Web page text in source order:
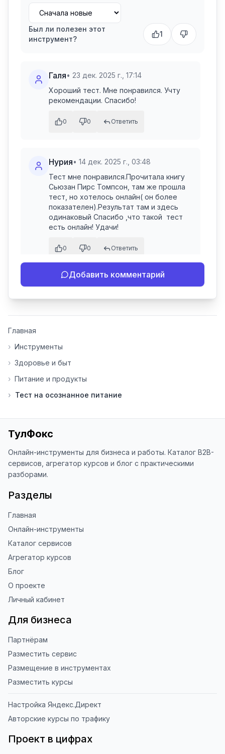
Был ли полезен этот
инструмент?
1
Галя• 23 дек. 2025 г., 17:14
Хороший тест. Мне понравился. Учту
рекомендации. Спасибо!
0 0 Ответить
Нурия• 14 дек. 2025 г., 03:48
Тест мне понравился.Прочитала книгу
Сьюзан Пирс Томпсон, там же прошла
тест, но хотелось онлайн( он более
показателен).Результат там и здесь
одинаковый Спасибо ,что такой  тест
есть онлайн! Удачи!
0 0 Ответить
Руслан Авдеев (автор
проекта)
🎉 Спасибо, что используете наши
постоянно улучшаются.
📝 Пожалуйста, оставляйте
комментарии:
некорректно
- Поделитесь своим опытом
помогает мне понять, какие
инструменты нуждаются в доработке.
Яндекс.Браузере (нажмите на ⋮ →
Это помогает другим людям находить
наши инструменты!
Добавить комментарий
Главная
› Инструменты
› Здоровье и быт
› Питание и продукты
› Тест на осознанное питание
ТулФокс
Онлайн-инструменты для бизнеса и работы. Каталог B2B-
сервисов, агрегатор курсов и блог с практическими
разборами.
Разделы
Главная
Онлайн-инструменты
Каталог сервисов
Агрегатор курсов
Блог
О проекте
Личный кабинет
Для бизнеса
Партнёрам
Разместить сервис
Размещение в инструментах
Разместить курсы
Настройка Яндекс.Директ
Авторские курсы по трафику
Проект в цифрах